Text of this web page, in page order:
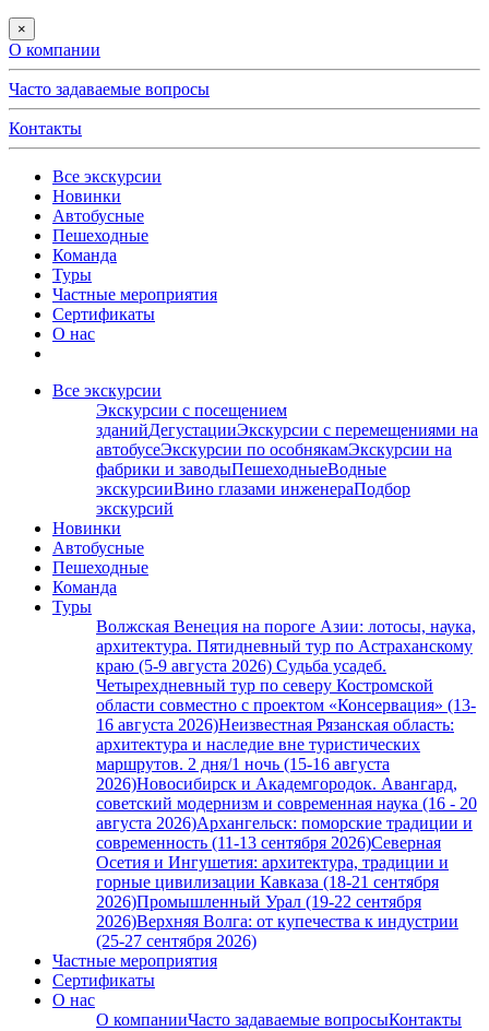
×
О компании
Часто задаваемые вопросы
Контакты
Все экскурсии
Новинки
Автобусные
Пешеходные
Команда
Туры
Частные мероприятия
Сертификаты
О нас
Все экскурсии
Экскурсии с посещением
зданийДегустацииЭкскурсии с перемещениями на
автобусеЭкскурсии по особнякамЭкскурсии на
фабрики и заводыПешеходныеВодные
экскурсииВино глазами инженераПодбор
экскурсий
Новинки
Автобусные
Пешеходные
Команда
Туры
Волжская Венеция на пороге Азии: лотосы, наука,
архитектура. Пятидневный тур по Астраханскому
краю (5-9 августа 2026) Судьба усадеб.
Четырехдневный тур по северу Костромской
области совместно с проектом «Консервация» (13-
16 августа 2026)Неизвестная Рязанская область:
архитектура и наследие вне туристических
маршрутов. 2 дня/1 ночь (15-16 августа
2026)Новосибирск и Академгородок. Авангард,
советский модернизм и современная наука (16 - 20
августа 2026)Архангельск: поморские традиции и
современность (11-13 сентября 2026)Северная
Осетия и Ингушетия: архитектура, традиции и
горные цивилизации Кавказа (18-21 сентября
2026)Промышленный Урал (19-22 сентября
2026)Верхняя Волга: от купечества к индустрии
(25-27 сентября 2026)
Частные мероприятия
Сертификаты
О нас
О компанииЧасто задаваемые вопросыКонтакты